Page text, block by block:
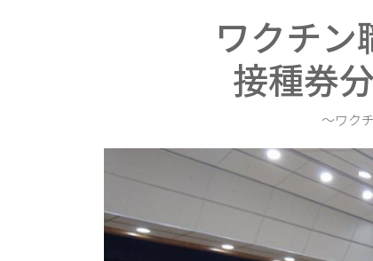
ワクチン
接種券
〜ワク